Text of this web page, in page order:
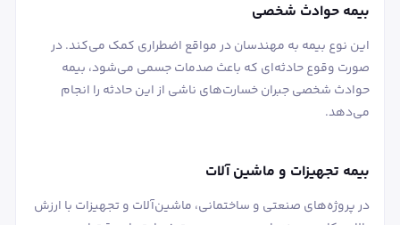
بیمه حوادث شخصی
این نوع بیمه به مهندسان در مواقع اضطراری کمک می‌کند. در
صورت وقوع حادثه‌ای که باعث صدمات جسمی می‌شود، بیمه
حوادث شخصی جبران خسارت‌های ناشی از این حادثه را انجام
می‌دهد.
بیمه تجهیزات و ماشین ‌آلات
در پروژه‌های صنعتی و ساختمانی، ماشین‌آلات و تجهیزات با ارزش